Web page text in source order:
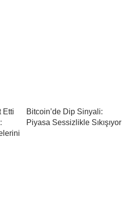
Etti
Bitcoin’de Dip Sinyali:
Piyasa Sessizlikle Sıkışıyor